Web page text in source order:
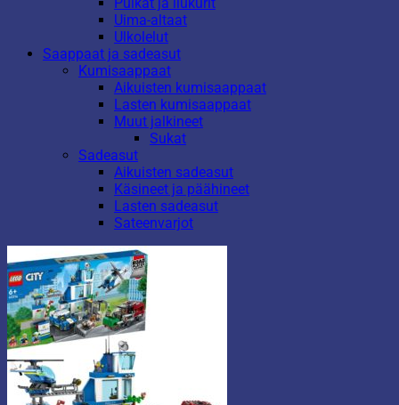
Uima-altaat
Ulkolelut
Saappaat ja sadeasut
Kumisaappaat
Aikuisten kumisaappaat
Lasten kumisaappaat
Muut jalkineet
Sukat
Sadeasut
Aikuisten sadeasut
Käsineet ja päähineet
Lasten sadeasut
Sateenvarjot